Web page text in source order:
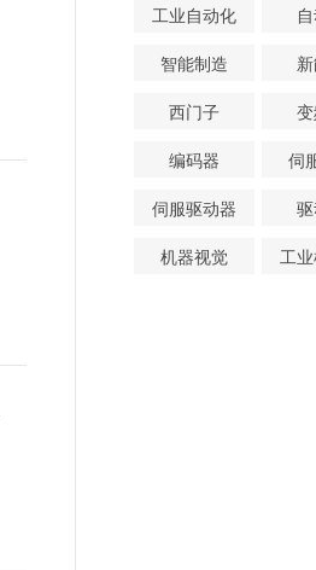
工业自动化
智能制造
西门子
编码器
伺
伺服驱动器
机器视觉
工